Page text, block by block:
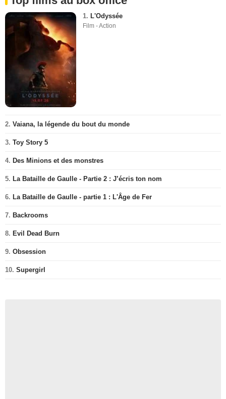
1. L'Odyssée
Film - Action
2. Vaiana, la légende du bout du monde
3. Toy Story 5
4. Des Minions et des monstres
5. La Bataille de Gaulle - Partie 2 : J’écris ton nom
6. La Bataille de Gaulle - partie 1 : L'Âge de Fer
7. Backrooms
8. Evil Dead Burn
9. Obsession
10. Supergirl